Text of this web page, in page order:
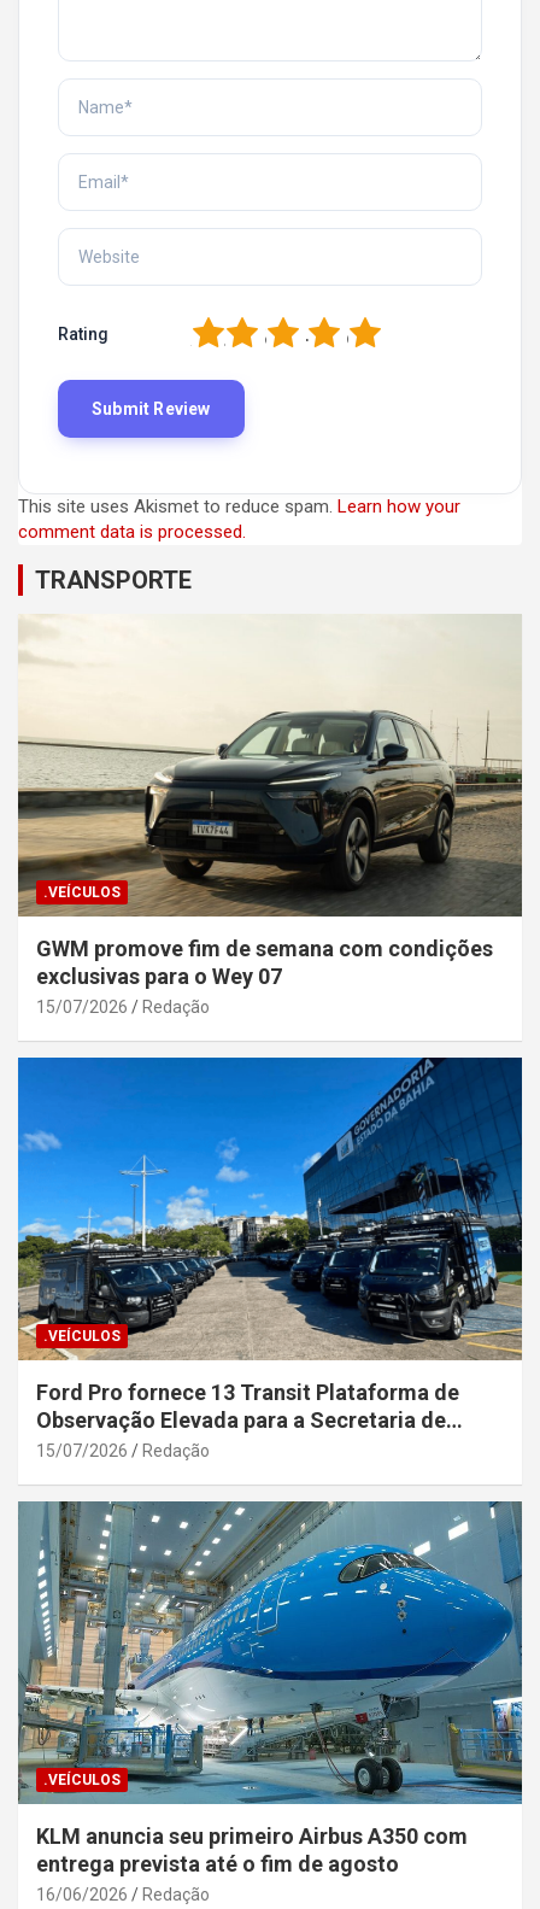
Rating 5
4
3
2
This site uses Akismet to reduce spam. Learn how your
comment data is processed.
TRANSPORTE
.VEÍCULOS
GWM promove fim de semana com condições
exclusivas para o Wey 07
15/07/2026 Redação
.VEÍCULOS
Ford Pro fornece 13 Transit Plataforma de
Observação Elevada para a Secretaria de
Segurança Pública da Bahia
15/07/2026 Redação
.VEÍCULOS
KLM anuncia seu primeiro Airbus A350 com
entrega prevista até o fim de agosto
16/06/2026 Redação